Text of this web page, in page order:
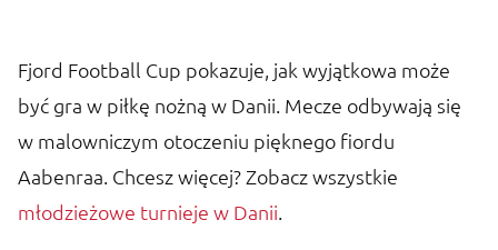
Fjord Football Cup pokazuje, jak wyjątkowa może
być gra w piłkę nożną w Danii. Mecze odbywają się
w malowniczym otoczeniu pięknego fiordu
Aabenraa. Chcesz więcej? Zobacz wszystkie
młodzieżowe turnieje w Danii.